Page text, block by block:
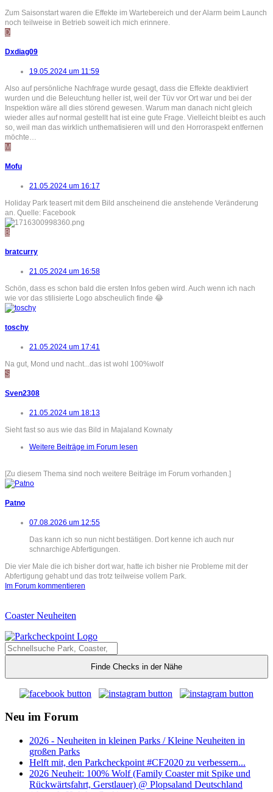
Zum Saisonstart waren die Effekte im Wartebereich und der Alarm beim Launch
noch teilweise in Betrieb soweit ich mich erinnere.
D
Dxdiag09
19.05.2024 um 11:59
Also auf persönliche Nachfrage wurde gesagt, dass die Effekte deaktiviert
wurden und die Beleuchtung heller ist, weil der Tüv vor Ort war und bei der
Inspektion wäre all dies störend gewesen. Warum man danach nicht gleich
wieder alles auf normal gestellt hat ist eine gute Frage. Vielleicht bleibt es auch
so, weil man das wirklich unthematisieren will und den Horroraspekt entfernen
möchte…
M
Mofu
21.05.2024 um 16:17
Holiday Park teasert mit dem Bild anscheinend die anstehende Veränderung
an. Quelle: Facebook
B
bratcurry
21.05.2024 um 16:58
Schön, dass es schon bald die ersten Infos geben wird. Auch wenn ich nach
wie vor das stilisierte Logo abscheulich finde 😂
toschy
21.05.2024 um 17:41
Na gut, Mond und nacht...das ist wohl 100%wolf
S
Sven2308
21.05.2024 um 18:13
Sieht fast so aus wie das Bild in Majaland Kownaty
Weitere Beiträge im Forum lesen
[Zu diesem Thema sind noch weitere Beiträge im Forum vorhanden.]
Patno
07.08.2026 um 12:55
Das kann ich so nun nicht bestätigen. Dort kenne ich auch nur
schnarchige Abfertigungen.
Die vier Male die ich bisher dort war, hatte ich bisher nie Probleme mit der
Abfertigung gehabt und das trotz teilweise vollem Park.
Im Forum kommentieren
Coaster Neuheiten
Finde Checks in der Nähe
Neu im Forum
2026 - Neuheiten in kleinen Parks / Kleine Neuheiten in
großen Parks
Helft mit, den Parkcheckpoint #CF2020 zu verbessern...
2026 Neuheit: 100% Wolf (Family Coaster mit Spike und
Rückwärtsfahrt, Gerstlauer) @ Plopsaland Deutschland